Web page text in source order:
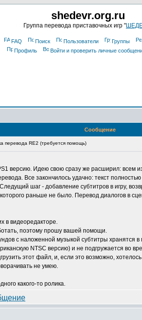
shedevr.org.ru
Группа перевода приставочных игр "
FAQ Поиск Пользователи Группы
Профиль
Войти и проверить личные
Сообщение
перевода RE2 (требуется помощь)
версию. Идею свою сразу же расширил: всем
Все закончилось удачно: текст
шаг - добавление субтитров в игру,
раньше не было. Перевод диалогов в
в видеоредакторе.
поэтому прошу вашей помощи.
с наложенной музыкой субтитры хранятся
NTSC версию) и не подгружается во
этот файл, и, если это возможно,
не умею.
какого-то ролика.